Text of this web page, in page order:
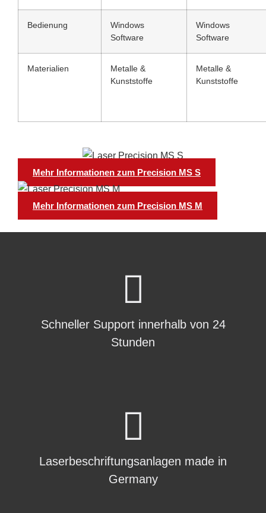
Bedienung
Windows
Software
Windows
Software
Materialien
Metalle &
Kunststoffe
Metalle &
Kunststoffe
Mehr Informationen zum Precision MS S
Mehr Informationen zum Precision MS M
Schneller Support innerhalb von 24
Stunden
Laserbeschriftungsanlagen made in
Germany